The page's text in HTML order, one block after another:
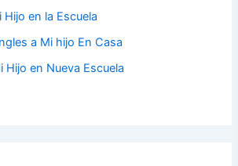
en la Escuela
a Mi hijo En Casa
en Nueva Escuela